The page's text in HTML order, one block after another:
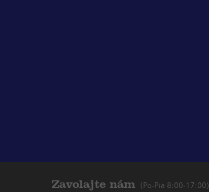
Zavolajte nám (Po-Pia 8:00-17:00)